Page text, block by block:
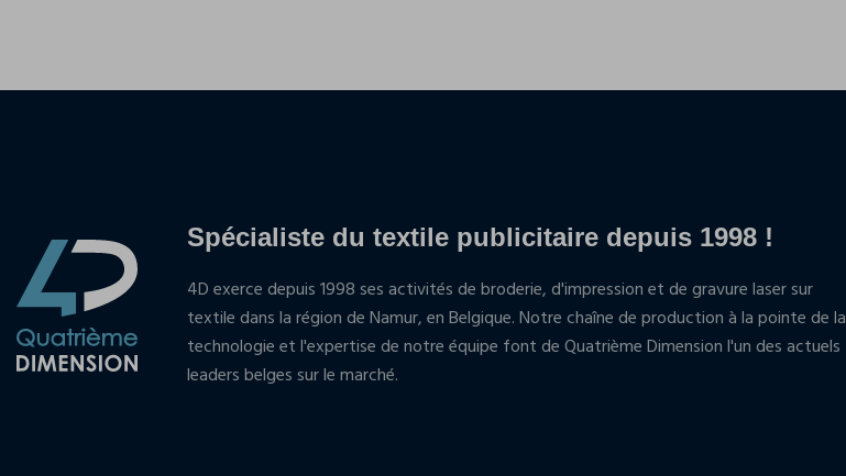
Spécialiste du textile publicitaire depuis 1998 !
4D exerce depuis 1998 ses activités de broderie, d'impression et de gravure laser sur
textile dans la région de Namur, en Belgique. Notre chaîne de production à la pointe de la
technologie et l'expertise de notre équipe font de Quatrième Dimension l'un des actuels
leaders belges sur le marché.